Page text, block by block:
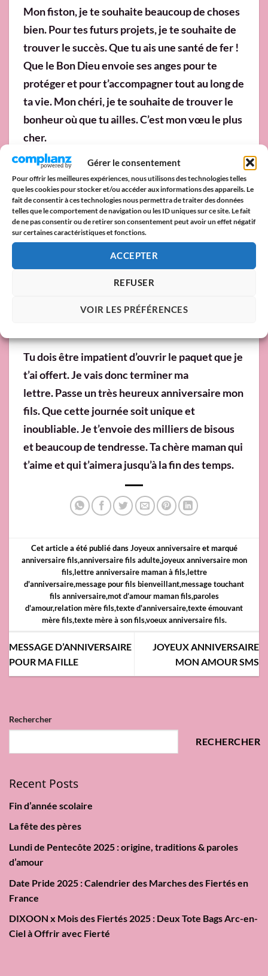
Gérer le consentement
Pour offrir les meilleures expériences, nous utilisons des technologies telles
que les cookies pour stocker et/ou accéder aux informations des appareils. Le
fait de consentir à ces technologies nous permettra de traiter des données
telles que le comportement de navigation ou les ID uniques sur ce site. Le fait
de ne pas consentir ou de retirer son consentement peut avoir un effet négatif
sur certaines caractéristiques et fonctions.
ACCEPTER
REFUSER
VOIR LES PRÉFÉRENCES
Mon fiston, je te souhaite beaucoup de choses
bien. Pour tes futurs projets, je te souhaite de
trouver le succès. Que tu ais une santé de fer !
Que le Bon Dieu envoie ses anges pour te
protéger et pour t’accompagner tout au long de
ta vie. Mon chéri, je te souhaite de trouver le
bonheur où que tu ailles. C’est mon vœu le plus
cher.
Rien que de te savoir heureux avec la famille
et tous tes amis me remplit de joie. Et tu sais
quoi ? Peu importe les rudes épreuves
auxquels tu dois faire face pendant ton
parcours, saches que je suis prête à t’apporter
mon soutien. Je serai là à chaque fois que tu
serai toujours là pour toi, quelle que soit la
Tu dois être impatient d’ouvrir le paquet que je
t’ai offert. Je vais donc terminer ma
lettre. Passe un très heureux anniversaire mon
fils. Que cette journée soit unique et
inoubliable. Je t’envoie des milliers de bisous
et beaucoup de tendresse. Ta chère maman qui
t’aime et qui t’aimera jusqu’à la fin des temps.
Cet article a été publié dansJoyeux anniversaireet marqué
anniversaire fils,anniversaire fils adulte,joyeux anniversaire mon
fils,lettre anniversaire maman à fils,lettre
d'anniversaire,message pour fils bienveillant,message touchant
fils anniversaire,mot d’amour maman fils,paroles
d'amour,relation mère fils,texte d'anniversaire,texte émouvant
mère fils,texte mère à son fils,voeux anniversaire fils.
MESSAGE D’ANNIVERSAIRE
POUR MA FILLE
JOYEUX ANNIVERSAIRE
MON AMOUR SMS
Rechercher
RECHERCHER
Recent Posts
Fin d’année scolaire
La fête des pères
Lundi de Pentecôte 2025 : origine, traditions & paroles
d’amour
Date Pride 2025 : Calendrier des Marches des Fiertés en
France
DIXOON x Mois des Fiertés 2025 : Deux Tote Bags Arc-en-
Ciel à Offrir avec Fierté